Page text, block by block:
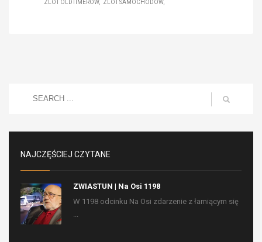
ZLOT OLDTIMERÓW
ZLOT SAMOCHODÓW
NAJCZĘŚCIEJ CZYTANE
ZWIASTUN | Na Osi 1198
W 1198 odcinku Na Osi zdarzenie z łamiącym się